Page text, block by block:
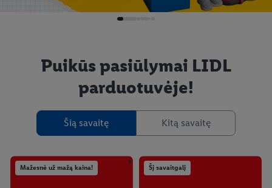
Puikūs pasiūlymai LIDL
parduotuvėje!
Šią savaitę Kitą savaitę
Mažesnė už mažą kaina! Šį savaitgalį